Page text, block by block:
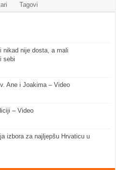
Tagovi
nije dosta, a mali
sebi
Ane i Joakima – Video
– Video
izbora za najljepšu Hrvaticu u